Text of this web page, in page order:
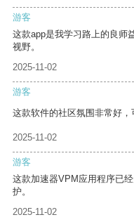
游客
这款app是我学习路上的良师
视野。
2025-11-02
游客
这款软件的社区氛围非常好，
2025-11-02
游客
这款加速器VPM应用程序已
护。
2025-11-02